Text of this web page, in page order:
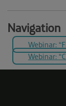
Navigation
Webinar:
Webinar: